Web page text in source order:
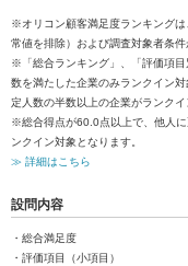
※オリコン顧客満足度ランキング
常値を排除）および調査対象者条
※「総合ランキング」、「評価項
数を満たした企業のみランクイン
定人数の半数以上の企業がランクイ
※総合得点が60.0点以上で、他人
ンクイン対象となります。
≫ 詳細はこちら
設問内容
・総合満足度
・評価項目（小項目）